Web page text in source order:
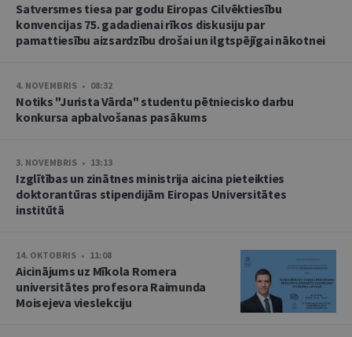
Satversmes tiesa par godu Eiropas Cilvēktiesību
konvencijas 75. gadadienai rīkos diskusiju par
pamattiesību aizsardzību drošai un ilgtspējīgai nākotnei
4. NOVEMBRIS • 08:32
Notiks "Jurista Vārda" studentu pētniecisko darbu
konkursa apbalvošanas pasākums
3. NOVEMBRIS • 13:13
Izglītības un zinātnes ministrija aicina pieteikties
doktorantūras stipendijām Eiropas Universitātes
institūtā
14. OKTOBRIS • 11:08
Aicinājums uz Mīkola Romera
universitātes profesora Raimunda
Moisejeva vieslekciju